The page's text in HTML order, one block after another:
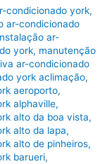
condicionado york,
ar-condicionado
ar-
york, manutenção
ar-condicionado
york aclimação,
aeroporto,
alphaville,
alto da boa vista,
alto da lapa,
alto de pinheiros,
barueri,